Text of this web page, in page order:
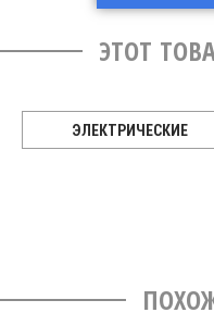
ЭТОТ
ЭЛЕКТРИЧЕСКИЕ